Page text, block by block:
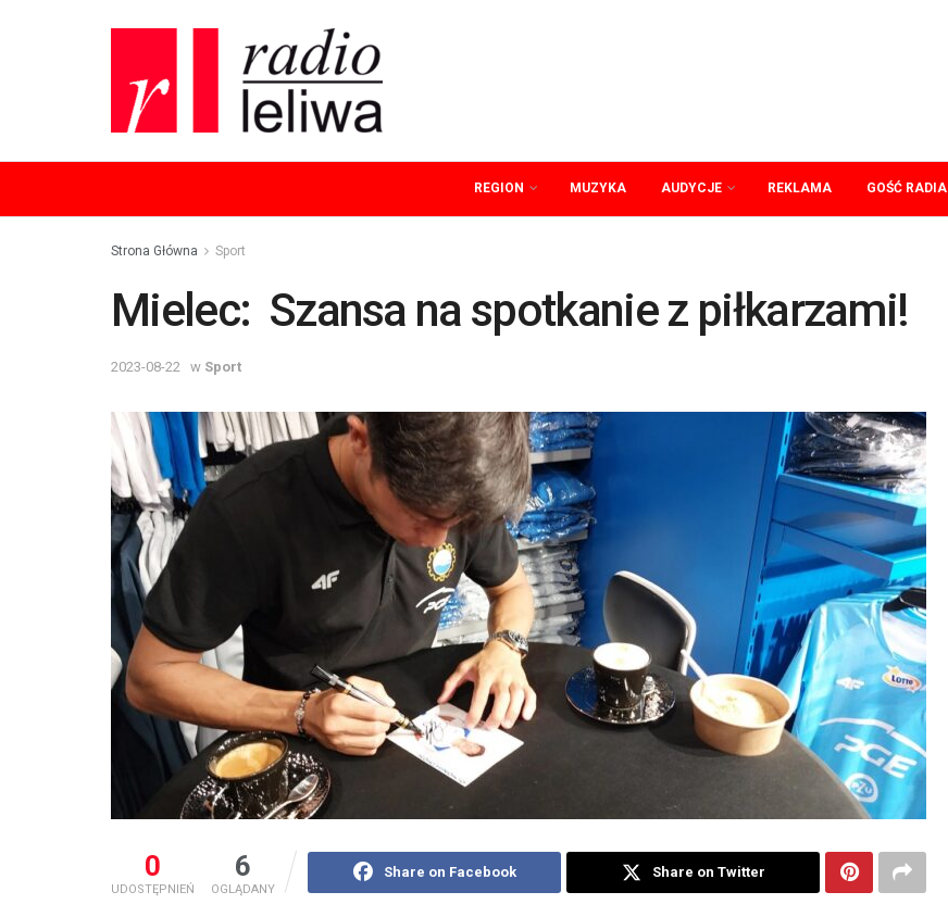
REGION MUZYKA AUDYCJE REKLAMA GOŚĆ RADIA
Strona Główna Sport
Mielec: Szansa na spotkanie z piłkarzami!
2023-08-22 w Sport
0
UDOSTĘPNIEŃ
6
OGLĄDANY
Share on Facebook Share on Twitter